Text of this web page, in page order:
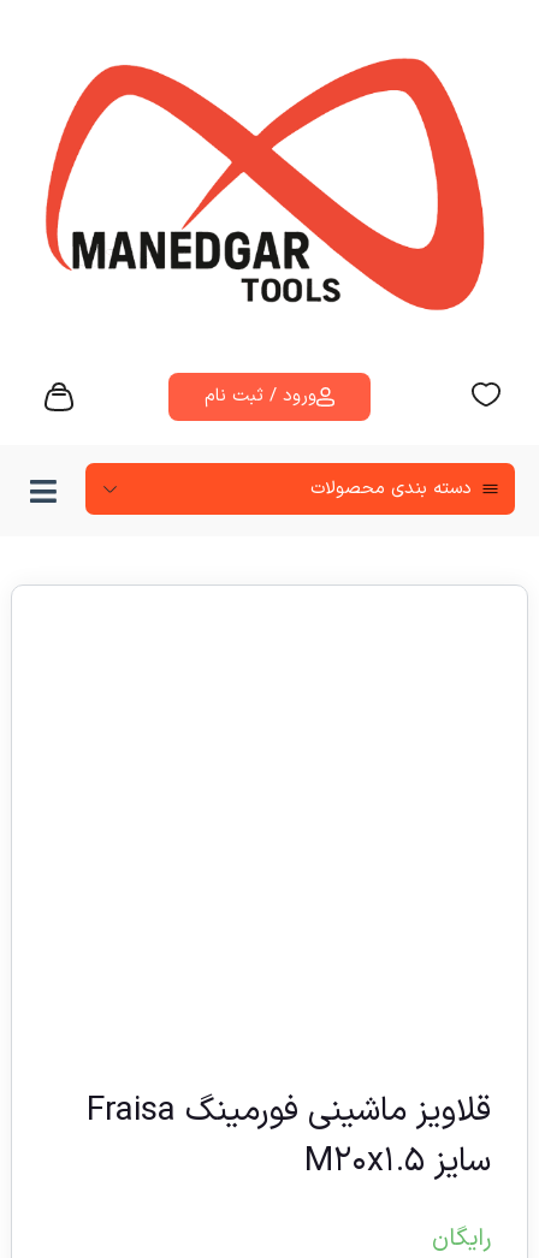
ورود / ثبت نام
دسته‌ بندی محصولات
قلاویز ماشینی فورمینگ Fraisa
سایز M۲۰x۱.۵
رایگان